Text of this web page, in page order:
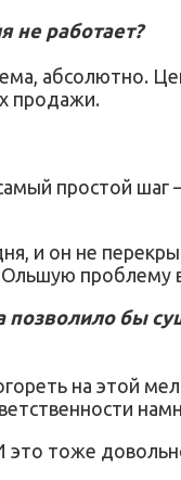
не работает?
абсолютно.
продажи.
простой
и он не
проблему
бы
на этой
это тоже